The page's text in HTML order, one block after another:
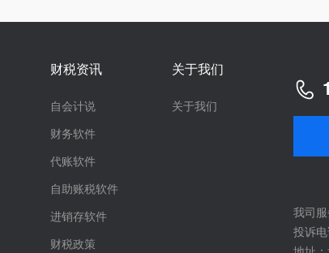
财税资讯
自会计说
财务软件
代账软件
自助账税软件
进销存软件
财税政策
关于我们
关于我们
我司
投诉